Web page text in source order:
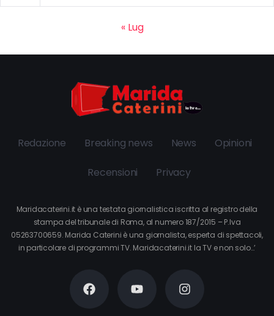
« Lug
Redazione Breaking news News Opinioni
Recensioni Privacy
Maridacaterini.it è una testata giornalistica iscritta al registro della
stampa del tribunale di Roma, al numero 187/2015 – P.Iva
05263700659. Marida Caterini è una giornalista, esperta di spettacoli,
in particolare di programmi TV. Maridacaterini.it la TV e non solo…’